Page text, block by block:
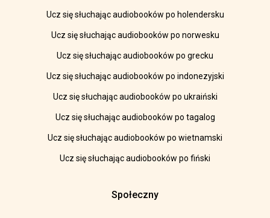
Ucz się słuchając audiobooków po holendersku
Ucz się słuchając audiobooków po norwesku
Ucz się słuchając audiobooków po grecku
Ucz się słuchając audiobooków po indonezyjski
Ucz się słuchając audiobooków po ukraiński
Ucz się słuchając audiobooków po tagalog
Ucz się słuchając audiobooków po wietnamski
Ucz się słuchając audiobooków po fiński
Społeczny